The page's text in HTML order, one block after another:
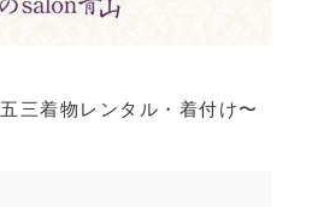
三着物レンタル・着付け〜